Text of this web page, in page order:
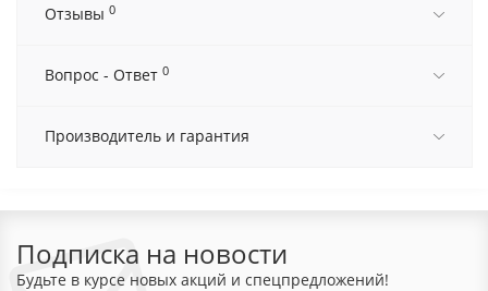
Отзывы 0
Вопрос - Ответ 0
Производитель и гарантия
Подписка на новости
Будьте в курсе новых акций и спецпредложений!